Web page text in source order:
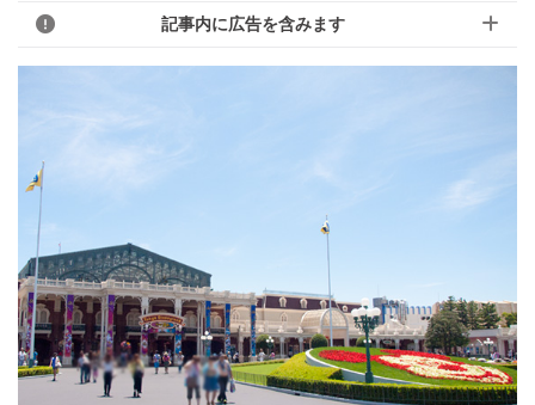
記事内に広告を含みます